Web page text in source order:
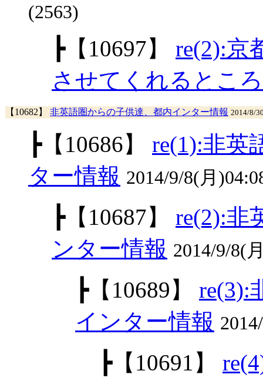
(2563)
┣【10697】
re(2):京
させてくれるところ
【10682】 非英語圏からの子供達、都内インター情報 2014/8/
┣【10686】
re(1):非英
ター情報 2014/9/8(月
┣【10687】
re(2):非
ンター情報 2014/9/8(
┣【10689】
re(3):
インター情報
┣【10691】